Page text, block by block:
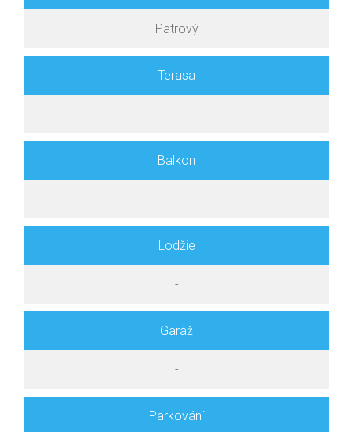
Patrový
Terasa
-
Balkon
-
Lodžie
-
Garáž
-
Parkování